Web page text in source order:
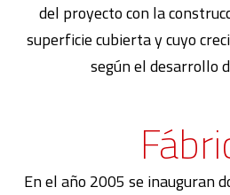
del proyecto con la
superficie cubierta y cuyo
según el desarrollo
En el año 2005 se inauguran